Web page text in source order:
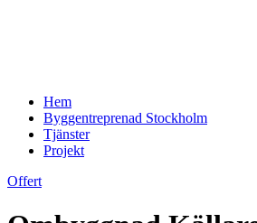
Hem
Byggentreprenad Stockholm
Tjänster
Projekt
Offert